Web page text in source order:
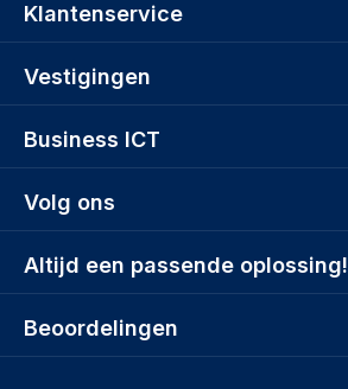
Volg ons
Altijd een passende oplossing!
Klantenservice
Vestigingen
Business ICT
Beoordelingen